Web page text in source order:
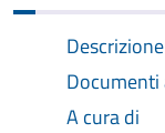
Descrizione
Documenti
A cura di